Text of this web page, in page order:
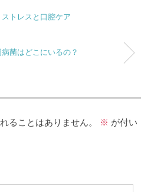
トレスと口腔ケア
病菌はどこにいるの？
ることはありません。 ※ が付い